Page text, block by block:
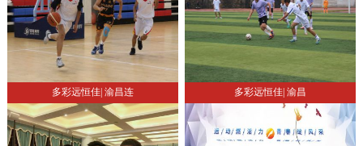
多彩远恒佳| 渝昌
多彩远恒佳| 渝昌连